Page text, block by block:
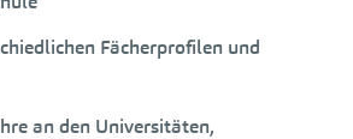
Fächerprofilen und
an den Universitäten,